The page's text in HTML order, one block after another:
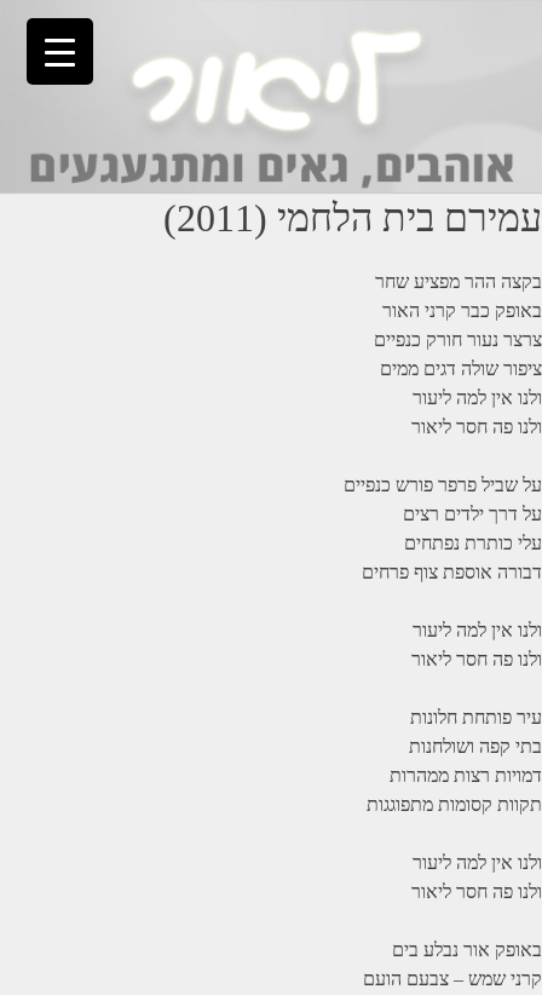
עמירם בית הלחמי (2011)
בקצה ההר מפציע שחר
באופק כבר קרני האור
צרצר נעור חורק כנפיים
ציפור שולה דגים ממים
ולנו אין למה ליעור
ולנו פה חסר ליאור
על שביל פרפר פורש כנפיים
על דרך ילדים רצים
עלי כותרת נפתחים
דבורה אוספת צוף פרחים
ולנו אין למה ליעור
ולנו פה חסר ליאור
עיר פותחת חלונות
בתי קפה ושולחנות
דמויות רצות ממהרות
תקוות קסומות מתפוגגות
ולנו אין למה ליעור
ולנו פה חסר ליאור
באופק אור נבלע בים
קרני שמש – צבעם הועם